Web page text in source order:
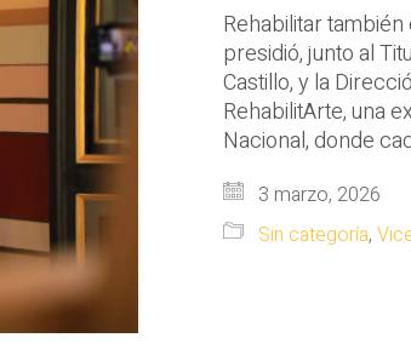
Rehabilitar
presidió, junto al
Castillo, y la
RehabilitArte, una
Nacional, donde
3 marzo, 2026
Sin categoría,